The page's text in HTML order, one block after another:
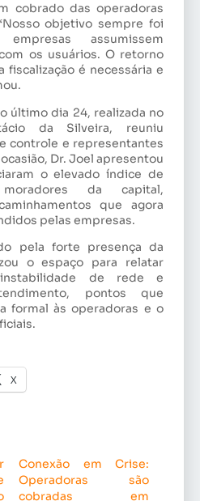
cobrado das operadoras
objetivo sempre foi
assumissem
os usuários. O retorno
fiscalização é necessária e
último dia 24, realizada no
da Silveira, reuniu
controle e representantes
Dr. Joel apresentou
o elevado índice de
da capital,
que agora
pelas empresas.
pela forte presença da
o espaço para relatar
de rede e
pontos que
formal às operadoras e o
X
Conexão em Crise:
Operadoras são
cobradas em